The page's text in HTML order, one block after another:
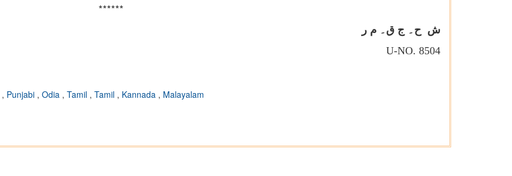
******
ش ح۔ ج ق۔ م ر
U-NO. 8504
, Punjabi , Odia , Tamil , Tamil , Kannada , Malayalam